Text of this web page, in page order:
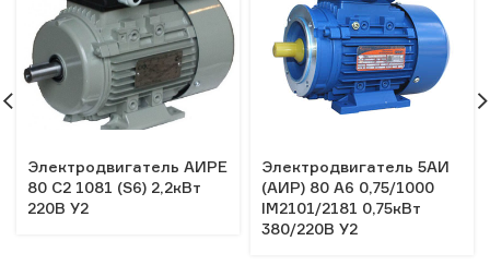
Электродвигатель АИРЕ
80 С2 1081 (S6) 2,2кВт
220В У2
Электродвигатель 5АИ
(АИР) 80 А6 0,75/1000
IM2101/2181 0,75кВт
380/220В У2